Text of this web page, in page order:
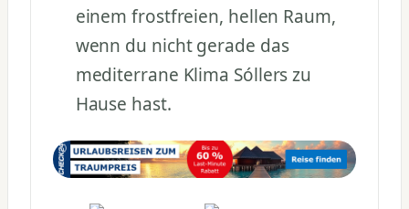
einem frostfreien, hellen Raum,
wenn du nicht gerade das
mediterrane Klima Sóllers zu
Hause hast.